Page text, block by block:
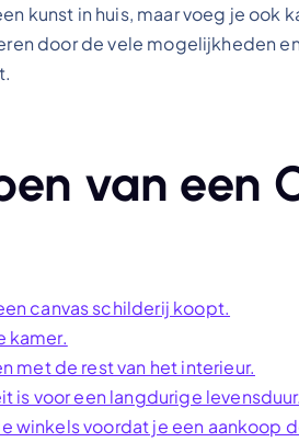
kunst in huis, maar voeg je ook
door de vele mogelijkheden
van een
canvas schilderij koopt.
kamer.
met de rest van het interieur.
is voor een langdurige levensduur.
winkels voordat je een aankoop